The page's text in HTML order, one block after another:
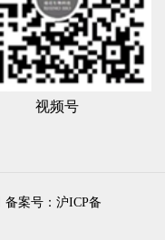
视频号
备案号：沪ICP备